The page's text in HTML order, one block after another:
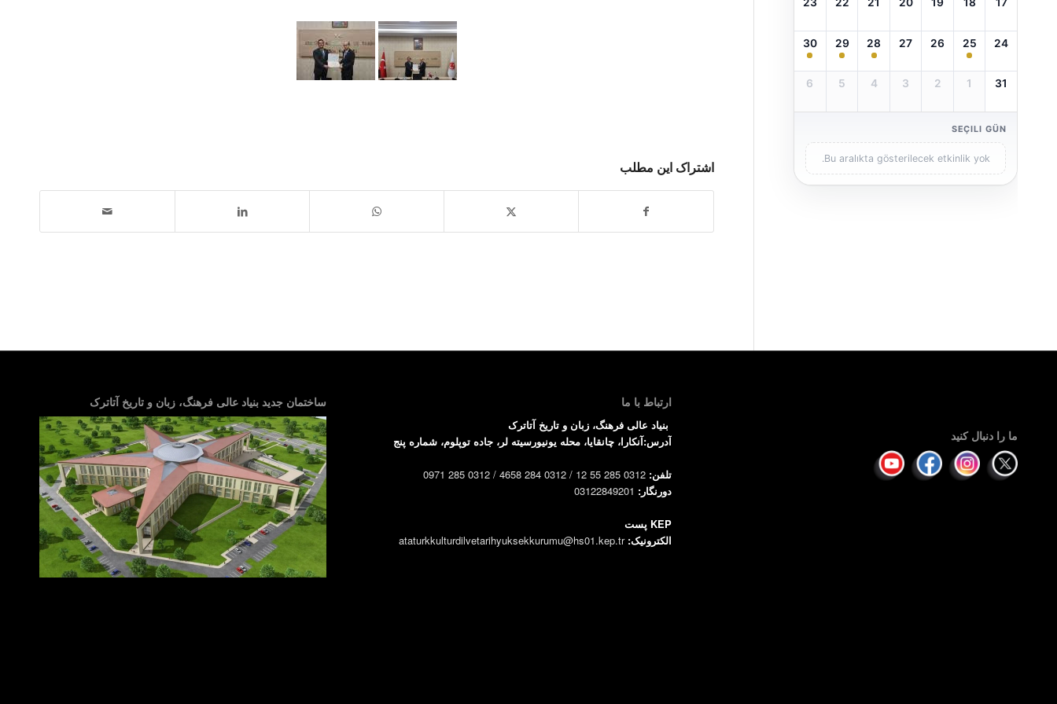
اشتراک این مطلب
24
25
26
27
28
29
30
31
1
2
3
4
5
6
SEÇILI GÜN
Bu aralıkta gösterilecek etkinlik yok.
ما را دنبال کنید
ارتباط با ما
بنیاد عالی فرهنگ، زبان و تاریخ آتاترک
آدرس:آنکارا، چانقایا، محله یونیورسیته لر، جاده توپلوم، شماره پنج
تلفن:
دورنگار:
KEP پست
الکترونیک:ataturkkulturdilvetarihyuksekkurumu@hs01.kep.tr
ساختمان جدید بنیاد عالی فرهنگ، زبان و تاریخ آتاترک